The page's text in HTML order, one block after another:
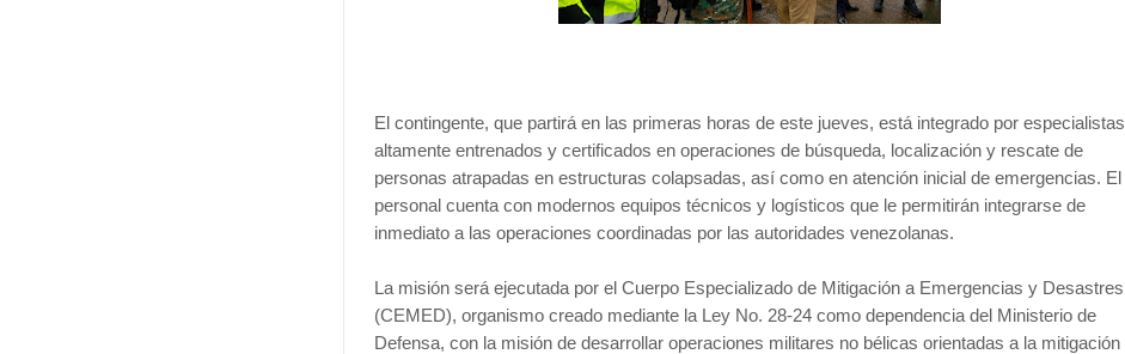
El contingente, que partirá en las primeras horas de este jueves, está integrado por especialistas
altamente entrenados y certificados en operaciones de búsqueda, localización y rescate de
personas atrapadas en estructuras colapsadas, así como en atención inicial de emergencias. El
personal cuenta con modernos equipos técnicos y logísticos que le permitirán integrarse de
inmediato a las operaciones coordinadas por las autoridades venezolanas.
La misión será ejecutada por el Cuerpo Especializado de Mitigación a Emergencias y Desastres
(CEMED), organismo creado mediante la Ley No. 28-24 como dependencia del Ministerio de
Defensa, con la misión de desarrollar operaciones militares no bélicas orientadas a la mitigación